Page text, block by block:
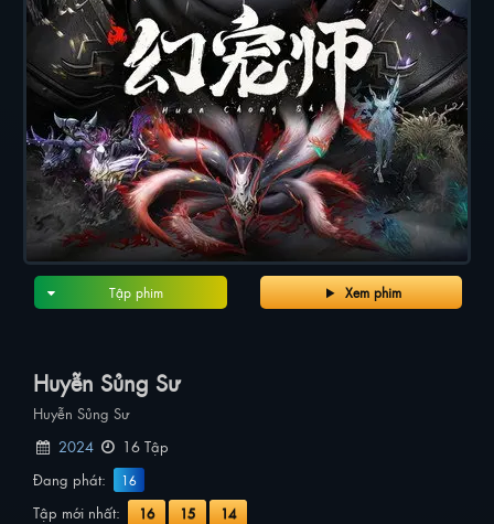
Xem phim
Tập phim
Huyễn Sủng Sư
Huyễn Sủng Sư
2024
16 Tập
Đang phát:
16
Tập mới nhất: 16 15 14